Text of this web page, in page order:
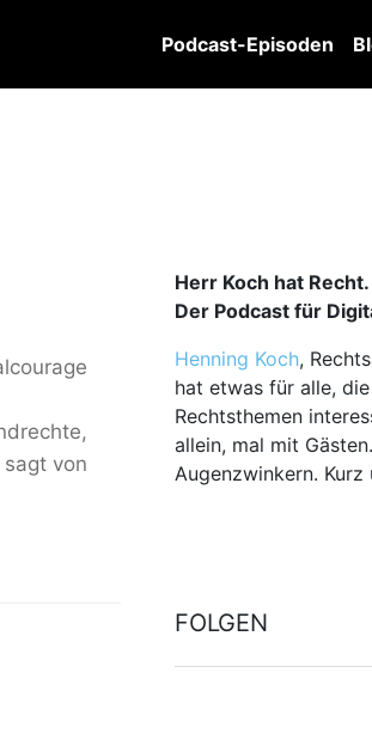
Podcast-Episoden
von
Herr Koch hat Recht.
Der Podcast für
Henning Koch,
hat etwas für alle,
Rechtsthemen
allein, mal mit
Augenzwinkern. Kurz
FOLGEN